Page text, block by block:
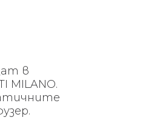
в
MILANO.